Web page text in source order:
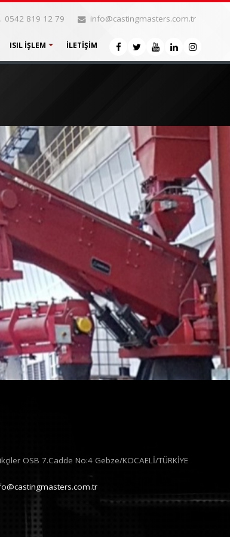
0542 819 12 79 info@castingmasters.com.tr
ISIL İŞLEM İLETIŞIM
OSB 7.Cadde No:4 Gebze/KOCAELİ/TÜRKİYE